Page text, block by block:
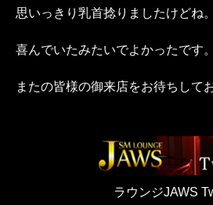
思いっきり乳首捻りましたけどね。
喜んでいたみたいでよかったです。
またの皆様の御来店をお待ちして
ラウンジJAWS